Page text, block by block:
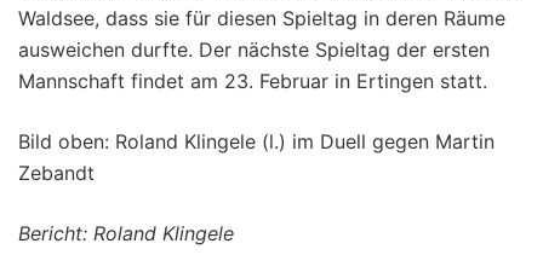
Waldsee, dass sie für diesen Spieltag in deren Räume
ausweichen durfte. Der nächste Spieltag der ersten
Mannschaft findet am 23. Februar in Ertingen statt.
Bild oben: Roland Klingele (l.) im Duell gegen Martin
Zebandt
Bericht: Roland Klingele